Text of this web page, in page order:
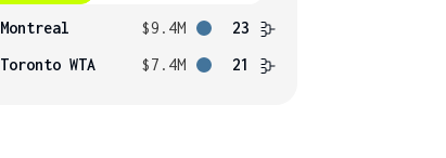
Montreal $9.4M
23
Toronto WTA
$7.4M 21